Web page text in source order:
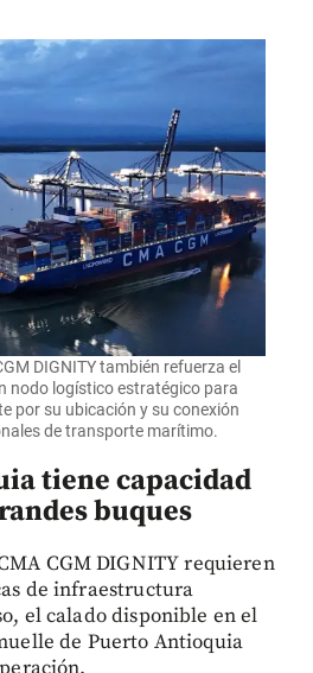
DIGNITY también refuerza el
nodo logístico estratégico para
por su ubicación y su conexión
de transporte marítimo.
tiene capacidad
buques
CGM DIGNITY requieren
de infraestructura
el calado disponible en el
de Puerto Antioquia